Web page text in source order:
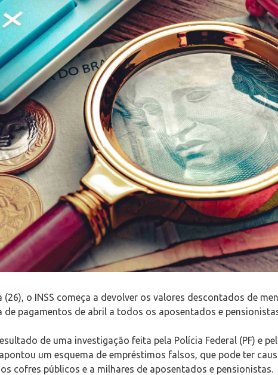
(26), o INSS começa a devolver os valores descontados de
de pagamentos de abril a todos os aposentados e
de uma investigação feita pela Polícia Federal (PF) e
um esquema de empréstimos falsos, que pode ter
cofres públicos e a milhares de aposentados e pensionistas.